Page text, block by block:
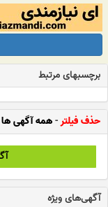
برچسبهای مرتبط
حذف فیلتر-همه آگهی ها
آگهی‌های ویژه